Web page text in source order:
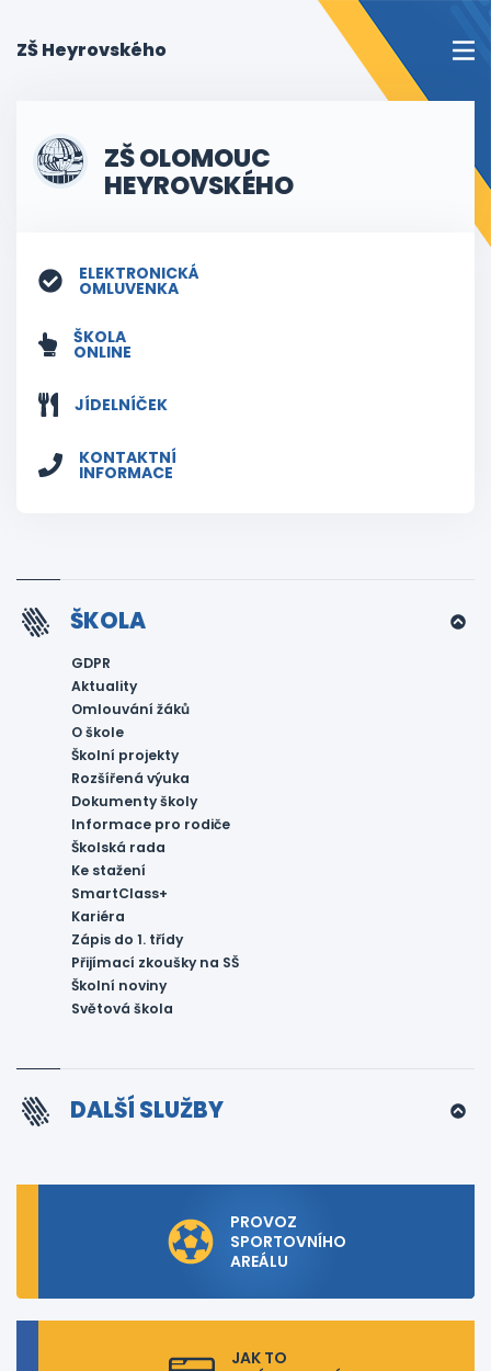
ZŠ Heyrovského
ZŠ OLOMOUC
HEYROVSKÉHO
ELEKTRONICKÁ
OMLUVENKA
ŠKOLA
ONLINE
JÍDELNÍČEK
KONTAKTNÍ
INFORMACE
ŠKOLA
GDPR
Aktuality
Omlouvání žáků
O škole
Školní projekty
Rozšířená výuka
Dokumenty školy
Informace pro rodiče
Školská rada
Ke stažení
SmartClass+
Kariéra
Zápis do 1. třídy
Přijímací zkoušky na SŠ
Školní noviny
Světová škola
DALŠÍ SLUŽBY
PROVOZ
SPORTOVNÍHO
AREÁLU
JAK TO